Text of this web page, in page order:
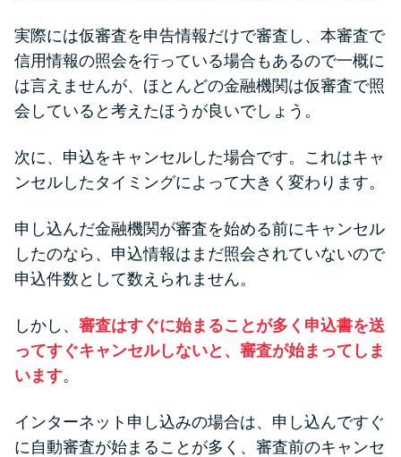
実際には仮審査を申告情報だけで審査し、本審査で
信用情報の照会を行っている場合もあるので一概に
は言えませんが、ほとんどの金融機関は仮審査で照
会していると考えたほうが良いでしょう。
次に、申込をキャンセルした場合です。これはキャ
ンセルしたタイミングによって大きく変わります。
申し込んだ金融機関が審査を始める前にキャンセル
したのなら、申込情報はまだ照会されていないので
申込件数として数えられません。
しかし、 審査はすぐに始まることが多く申込書を送
ってすぐキャンセルしないと、審査が始まってしま
います。
インターネット申し込みの場合は、申し込んですぐ
に自動審査が始まることが多く、審査前のキャンセ